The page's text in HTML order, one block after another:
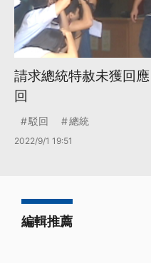
請求總統特赦未獲回
回
駁回 總統
2022/9/1 19:51
編輯推薦